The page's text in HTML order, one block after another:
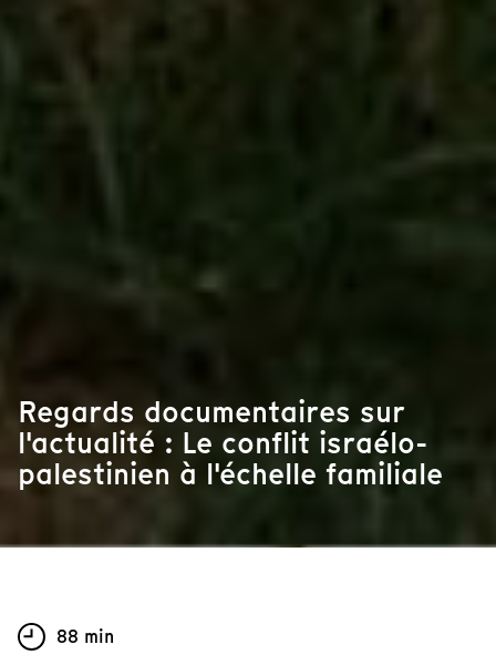
Regards documentaires sur
l'actualité : Le conflit israélo-
palestinien à l'échelle familiale
88 min